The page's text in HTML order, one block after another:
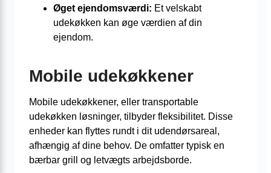
Øget ejendomsværdi: Et velskabt
udekøkken kan øge værdien af din
ejendom.
Mobile udekøkkener
Mobile udekøkkener, eller transportable
udekøkken løsninger, tilbyder fleksibilitet. Disse
enheder kan flyttes rundt i dit udendørsareal,
afhængig af dine behov. De omfatter typisk en
bærbar grill og letvægts arbejdsborde.